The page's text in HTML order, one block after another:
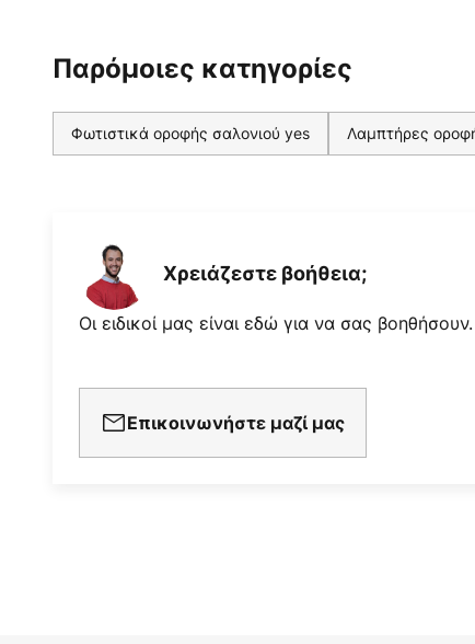
Παρόμοιες κατηγορίες
Φωτιστικά οροφής σαλονιού yes Λαμπτήρες
Χρειάζεστε βοήθεια;
Οι ειδικοί μας είναι εδώ για να σας βοηθήσουν.
Επικοινωνήστε μαζί μας